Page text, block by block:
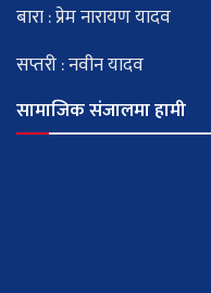
बारा : प्रेम नारायण यादव
सप्तरी : नवीन यादव
सामाजिक संजालमा हामी